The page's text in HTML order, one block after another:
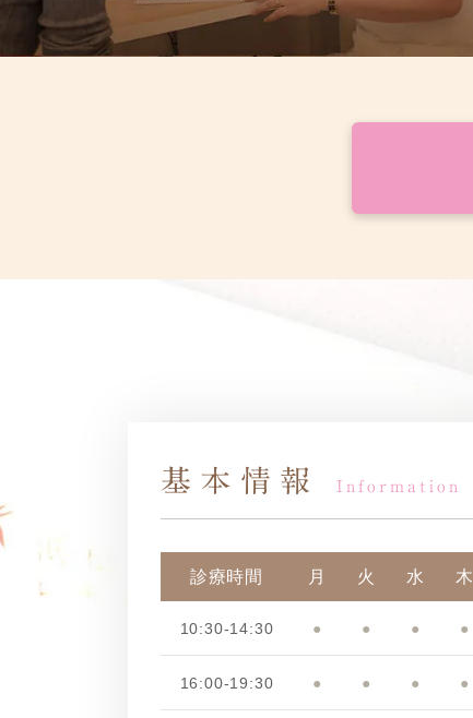
基本情報 Information
診療時間 月 火 水 木
10:30-14:30 ● ● ● ●
16:00-19:30 ● ● ● ●